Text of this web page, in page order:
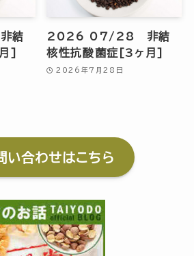
結
]
2026 07/28 非結
核性抗酸菌症[3ヶ月]
2026年7月28日
い合わせはこちら